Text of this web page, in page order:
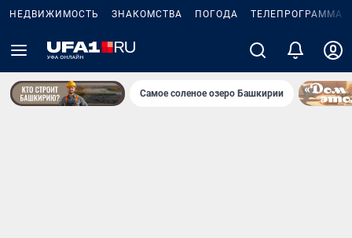
НЕДВИЖИМОСТЬ ЗНАКОМСТВА ПОГОДА ТЕЛЕПРОГРАММА
Самое соленое озеро Башкирии